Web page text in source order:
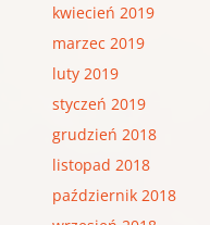
kwiecień 2019
marzec 2019
luty 2019
styczeń 2019
grudzień 2018
listopad 2018
październik 2018